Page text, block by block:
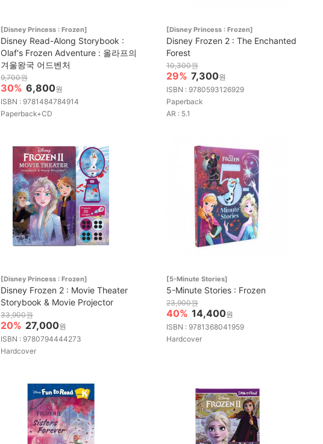
[Disney Princess : Frozen]
Disney Read-Along Storybook :
Olaf's Frozen Adventure : 올라프의
겨울왕국 어드벤처
9,700원
30% 6,800원
ISBN : 9781484784914
Paperback+CD
[Disney Princess : Frozen]
Disney Frozen 2 : The Enchanted
Forest
10,300원
29% 7,300원
ISBN : 9780593126929
Paperback
AR : 5.1
[Disney Princess : Frozen]
Disney Frozen 2 : Movie Theater
Storybook & Movie Projector
33,900원
20% 27,000원
ISBN : 9780794444273
Hardcover
[5-Minute Stories]
5-Minute Stories : Frozen
23,900원
40% 14,400원
ISBN : 9781368041959
Hardcover